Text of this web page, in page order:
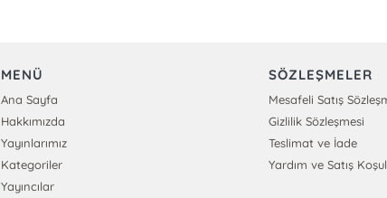
MENÜ
Ana Sayfa
Hakkımızda
Yayınlarımız
Kategoriler
Yayıncılar
SÖZLEŞMELER
Mesafeli Satış
Gizlilik Sözleşmesi
Teslimat ve İade
Yardım ve Satış